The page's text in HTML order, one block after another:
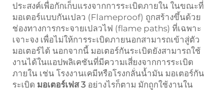
ประสงค์เพื่อกักเก็บแรงจากการระเบิดภายใน ในขณะที่
มอเตอร์แบบกันเปลว (Flameproof) ถูกสร้างขึ้นด้วย
ช่องทางการกระจายเปลวไฟ (flame paths) ที่เฉพาะ
เจาะจง เพื่อไม่ให้การระเบิดภายนอกสามารถเข้าสู่ตัว
มอเตอร์ได้ นอกจากนี้ มอเตอร์กันระเบิดยังสามารถใช้
งานได้ในแอปพลิเคชันที่มีความเสี่ยงจากการระเบิด
ภายใน เช่น โรงงานเคมีหรือโรงกลั่นน้ำมัน มอเตอร์กัน
ระเบิด มอเตอร์เฟส 3 อย่างไรก็ตาม มักถูกใช้งานใน